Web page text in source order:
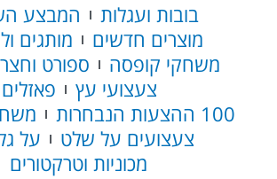
בובות ועגלות
המבצע
מוצרים חדשים
מותגים
משחקי קופסה
ספורט וחצר
צעצועי עץ
פאזלים
100 ההצעות הנבחרות
צעצועים על שלט
על
מכוניות וטרקטורים